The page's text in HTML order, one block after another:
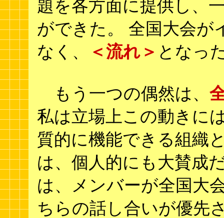
題を各方面に提供し、
ができた。 全国大会が
なく、
＜流れ＞ となっ
もう一つの偶然は、
私は立場上この動きに
質的に機能できる組織
は、個人的にも大賛成
は、メンバーが全国大
ちらの話し合いが優先